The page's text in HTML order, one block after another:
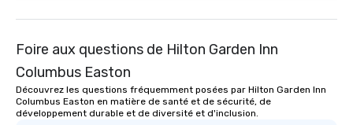
Foire aux questions de Hilton Garden Inn
Columbus Easton
Découvrez les questions fréquemment posées par Hilton Garden Inn
Columbus Easton en matière de santé et de sécurité, de
développement durable et de diversité et d'inclusion.